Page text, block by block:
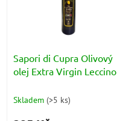
Sapori di Cupra Olivový
olej Extra Virgin Leccino
Skladem (>5 ks)